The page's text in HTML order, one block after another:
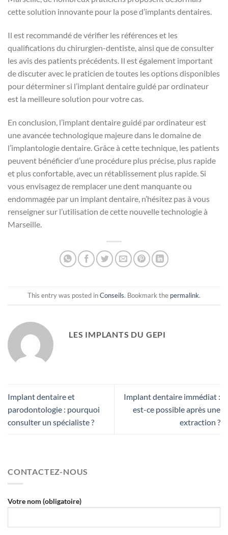
cette solution innovante pour la pose d’implants dentaires.
Il est recommandé de vérifier les références et les
qualifications du chirurgien-dentiste, ainsi que de consulter
les avis des patients précédents. Il est également important
de discuter avec le praticien de toutes les options disponibles
pour déterminer si l’implant dentaire guidé par ordinateur
est la meilleure solution pour votre cas.
En conclusion, l’implant dentaire guidé par ordinateur est
une avancée technologique majeure dans le domaine de
l’implantologie dentaire. Grâce à cette technique, les patients
peuvent bénéficier d’une procédure plus précise, plus rapide
et plus confortable, avec un rétablissement plus rapide. Si
vous envisagez de remplacer une dent manquante ou
endommagée par un implant dentaire, n’hésitez pas à vous
renseigner sur l’utilisation de cette nouvelle technologie à
Marseille.
This entry was posted inConseils. Bookmark the permalink.
LES IMPLANTS DU GEPI
Implant dentaire et
parodontologie : pourquoi
consulter un spécialiste ?
Implant dentaire immédiat :
est-ce possible après une
extraction ?
CONTACTEZ-NOUS
Votre nom (obligatoire)